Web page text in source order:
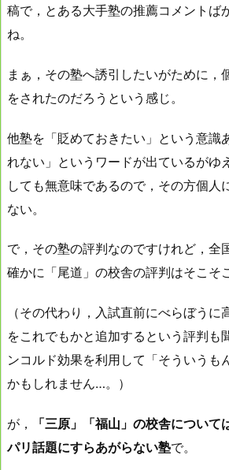
稿で，とある大手塾の推薦コメントば
ね。
まぁ，その塾へ誘引したいがために，
をされたのだろうという感じ。
他塾を「貶めておきたい」という意識
れない」というワードが出ているがゆ
しても無意味であるので，その方個人
ない。
で，その塾の評判なのですけれど，全
確かに「尾道」の校舎の評判はそこそ
（その代わり，入試直前にべらぼうに
をこれでもかと追加するという評判も
ンコルド効果を利用して「そういうも
かもしれません…。）
が，
「三原」「福山」の校舎について
パリ話題にすらあがらない塾で。